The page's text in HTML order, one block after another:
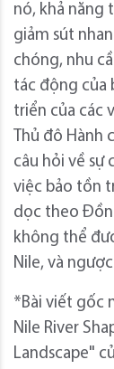
nó, khả năng
giảm sút
chóng, nhu
tác động của
triển của các
Thủ đô Hành
câu hỏi về sự
việc bảo tồn
dọc theo
không thể
Nile, và
*Bài viết gốc
Nile River
Landscape"